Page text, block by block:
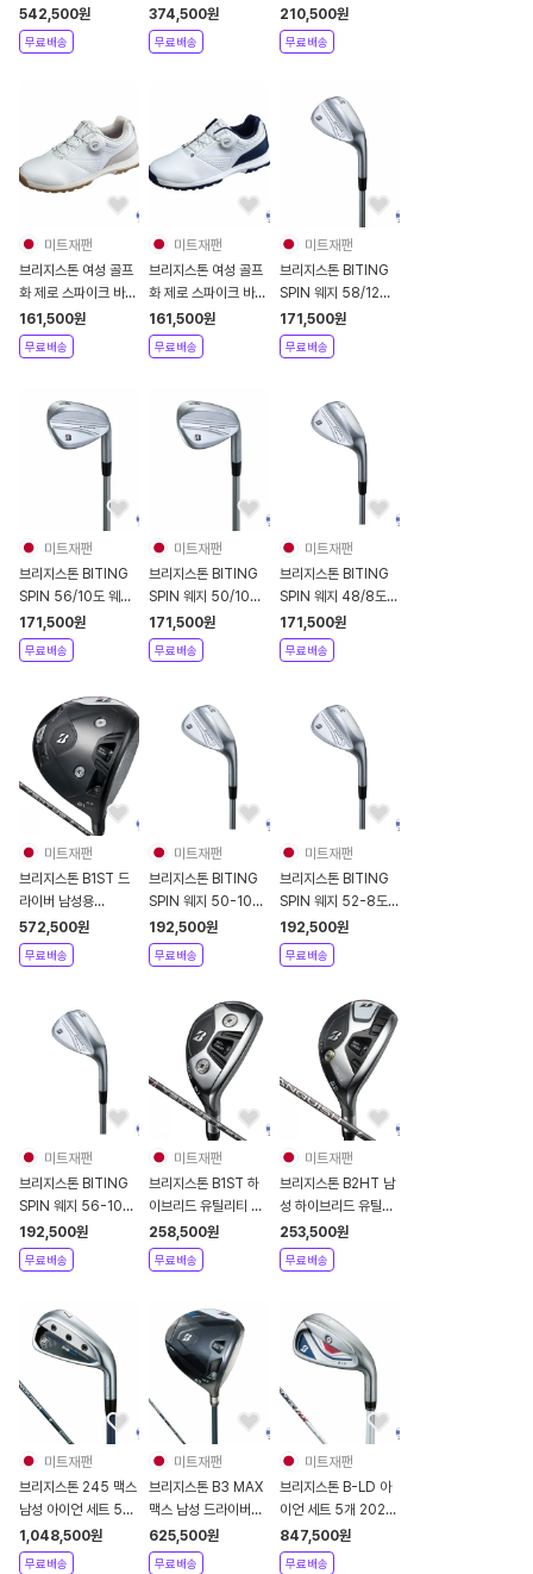
카본샤프트 TENSEI
Pro Blue 1K
542,500원
무료배송
좌타 왼손용 카본샤프
트 VANQUISH
BS50
374,500원
무료배송
2024년 남성용
N.S.PRO MODUS3
TOUR120
210,500원
무료배송
미트재팬
브리지스톤 여성 골프
화 제로 스파이크 바이
터 라이트 베이지
SH2408
161,500원
무료배송
미트재팬
브리지스톤 여성 골프
화 제로 스파이크 바이
터 라이트 화이트 네이
비 SH2408
161,500원
무료배송
미트재팬
브리지스톤 BITING
SPIN 웨지 58/12도
2024년 N.S.PRO
MODUS3
TOUR120
171,500원
무료배송
미트재팬
브리지스톤 BITING
SPIN 56/10도 웨지
2024년 남성용
N.S.PRO MODUS3
TOUR120
171,500원
무료배송
미트재팬
브리지스톤 BITING
SPIN 웨지 50/10도
2024년 N.S.PRO
171,500원
무료배송
미트재팬
브리지스톤 BITING
SPIN 웨지 48/8도
N.S.PRO MODUS3
TOUR 105
171,500원
무료배송
미트재팬
브리지스톤 B1ST 드
라이버 남성용
VENTUS BS 6
572,500원
무료배송
미트재팬
브리지스톤 BITING
SPIN 웨지 50-10도
2024년 남성용
N.S.PRO 950GH
neo
192,500원
무료배송
미트재팬
브리지스톤 BITING
SPIN 웨지 52-8도
2024년 남성용
N.S.PRO 950GH
neo
192,500원
무료배송
미트재팬
브리지스톤 BITING
SPIN 웨지 56-10도
남성용 2024년
N.S.PRO 950GH
neo
192,500원
무료배송
미트재팬
브리지스톤 B1ST 하
이브리드 유틸리티 남
성용 VENTUS BS
6h
258,500원
무료배송
미트재팬
브리지스톤 B2HT 남
성 하이브리드 유틸리
티 VANQUISH
BS50h
253,500원
무료배송
미트재팬
브리지스톤 245 맥스
남성 아이언 세트 5개
2024년
1,048,500원
무료배송
미트재팬
브리지스톤 B3 MAX
맥스 남성 드라이버
2024년
VANQUISH
625,500원
무료배송
미트재팬
브리지스톤 B-LD 아
이언 세트 5개 2024
년 여성용
847,500원
무료배송